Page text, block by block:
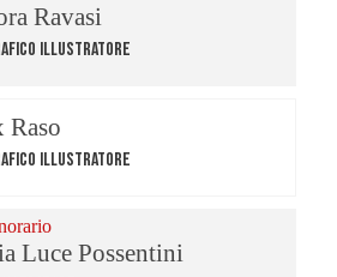
Ravasi
Illustratore
Raso
Illustratore
Luce Possentini